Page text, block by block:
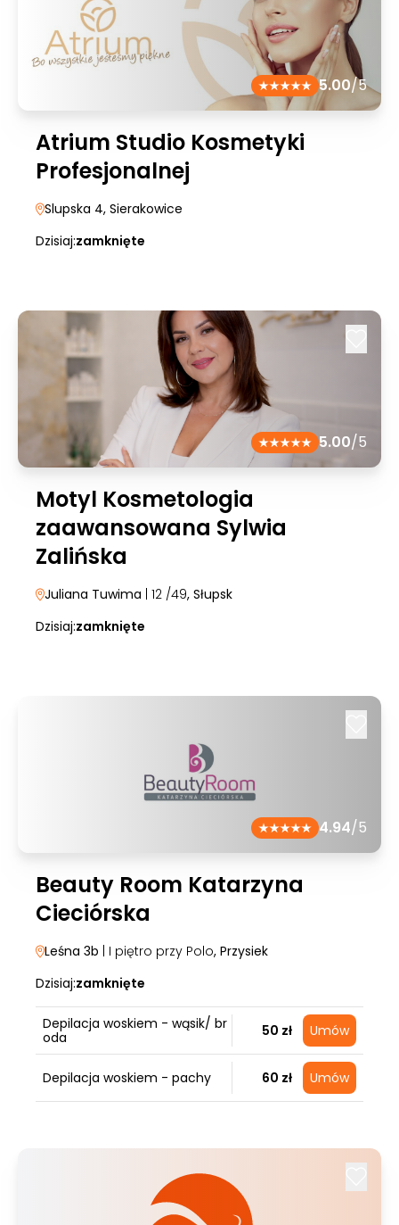
5.00/5
Atrium Studio Kosmetyki
Profesjonalnej
Slupska 4, Sierakowice
Dzisiaj:zamknięte
5.00/5
Motyl Kosmetologia
zaawansowana Sylwia
Zalińska
Juliana Tuwima | 12 /49, Słupsk
Dzisiaj:zamknięte
4.94/5
Beauty Room Katarzyna
Cieciórska
Leśna 3b | I piętro przy Polo, Przysiek
Dzisiaj:zamknięte
Depilacja woskiem - wąsik/ br
oda
50 zł Umów
Depilacja woskiem - pachy 60 zł Umów